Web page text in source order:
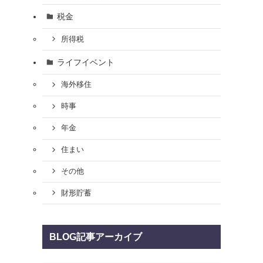
税金
所得税
ライフイベント
海外移住
時事
年金
住まい
その他
財形貯蓄
BLOG記事アーカイブ